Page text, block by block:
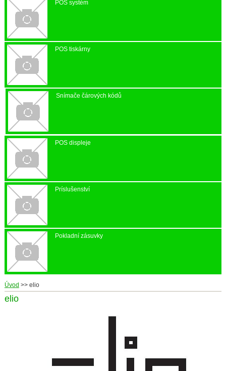
POS systém
POS tiskárny
Snímače čárových kódů
POS displeje
Príslušenství
Pokladní zásuvky
Úvod >> elio
elio